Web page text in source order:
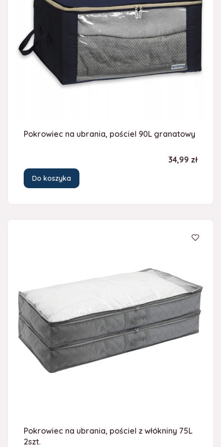
Pokrowiec na ubrania, pościel 90L granatowy
Cena
34,99 zł
Do koszyka
Pokrowiec na ubrania, pościel z włókniny 75L
2szt.